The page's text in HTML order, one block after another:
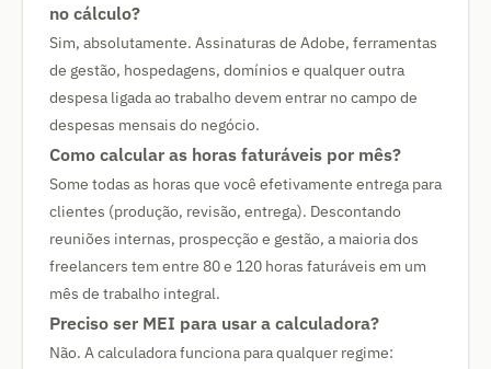
no cálculo?
Sim, absolutamente. Assinaturas de Adobe, ferramentas
de gestão, hospedagens, domínios e qualquer outra
despesa ligada ao trabalho devem entrar no campo de
despesas mensais do negócio.
Como calcular as horas faturáveis por mês?
Some todas as horas que você efetivamente entrega para
clientes (produção, revisão, entrega). Descontando
reuniões internas, prospecção e gestão, a maioria dos
freelancers tem entre 80 e 120 horas faturáveis em um
mês de trabalho integral.
Preciso ser MEI para usar a calculadora?
Não. A calculadora funciona para qualquer regime: